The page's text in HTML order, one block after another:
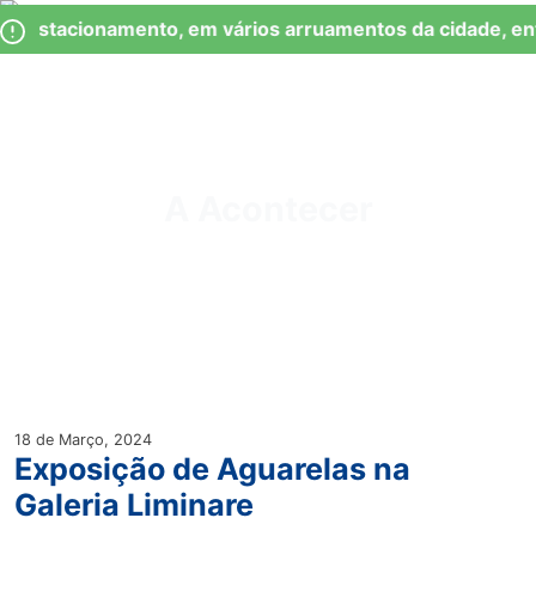
Observação:
este
Skip
to
Estacionamento, em vários arruamentos da cidade,
18 de Março, 2024
Exposição de Aguarelas na
Galeria Liminare